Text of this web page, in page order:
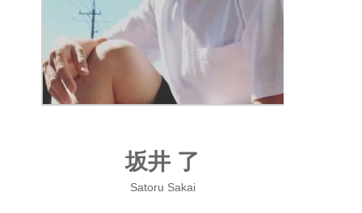
坂井 了
Satoru Sakai